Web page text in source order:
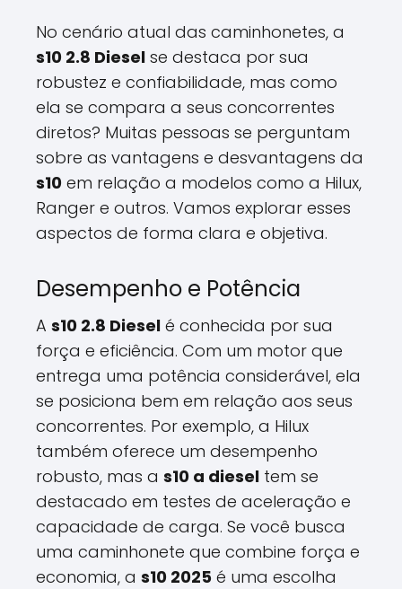
No cenário atual das caminhonetes, a
s10 2.8 Diesel se destaca por sua
robustez e confiabilidade, mas como
ela se compara a seus concorrentes
diretos? Muitas pessoas se perguntam
sobre as vantagens e desvantagens da
s10 em relação a modelos como a Hilux,
Ranger e outros. Vamos explorar esses
aspectos de forma clara e objetiva.
Desempenho e Potência
A s10 2.8 Diesel é conhecida por sua
força e eficiência. Com um motor que
entrega uma potência considerável, ela
se posiciona bem em relação aos seus
concorrentes. Por exemplo, a Hilux
também oferece um desempenho
robusto, mas a s10 a diesel tem se
destacado em testes de aceleração e
capacidade de carga. Se você busca
uma caminhonete que combine força e
economia, a s10 2025 é uma escolha